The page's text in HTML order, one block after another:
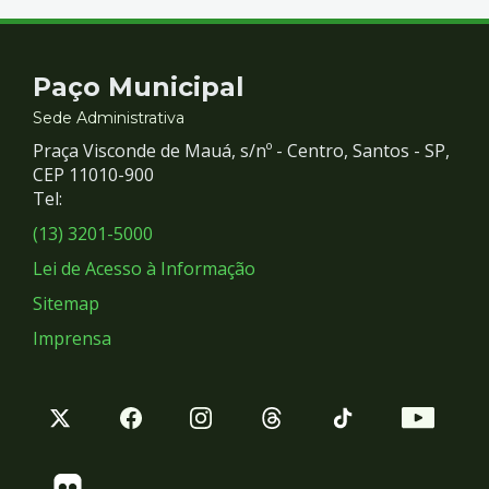
Contato
e
Redes
Sociais
Paço Municipal
Sede Administrativa
Praça Visconde de Mauá, s/nº - Centro, Santos - SP,
CEP 11010-900
Tel:
(13) 3201-5000
Lei de Acesso à Informação
Sitemap
Imprensa